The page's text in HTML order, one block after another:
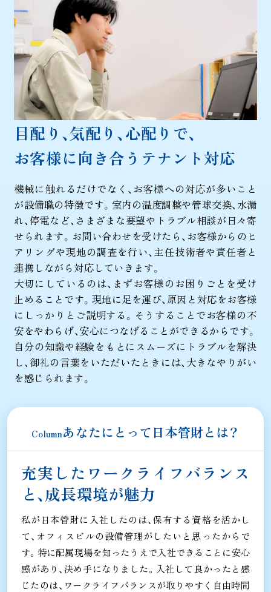
目配り、気配り、心配りで、
お客様に向き合うテナント対応
機械に触れるだけでなく、お客様への対応が多いこと
が設備職の特徴です。室内の温度調整や管球交換、水漏
れ、停電など、さまざまな要望やトラブル相談が日々寄
せられます。お問い合わせを受けたら、お客様からのヒ
アリングや現地の調査を行い、主任技術者や責任者と
連携しながら対応していきます。
大切にしているのは、まずお客様のお困りごとを受け
止めることです。現地に足を運び、原因と対応をお客様
にしっかりとご説明する。そうすることでお客様の不
安をやわらげ、安心につなげることができるからです。
自分の知識や経験をもとにスムーズにトラブルを解決
し、御礼の言葉をいただいたときには、大きなやりがい
を感じられます。
Columnあなたにとって日本管財とは？
充実したワークライフバランス
と、成長環境が魅力
私が日本管財に入社したのは、保有する資格を活かし
て、オフィスビルの設備管理がしたいと思ったからで
す。特に配属現場を知ったうえで入社できることに安心
感があり、決め手になりました。入社して良かったと感
じたのは、ワークライフバランスが取りやすく自由時間